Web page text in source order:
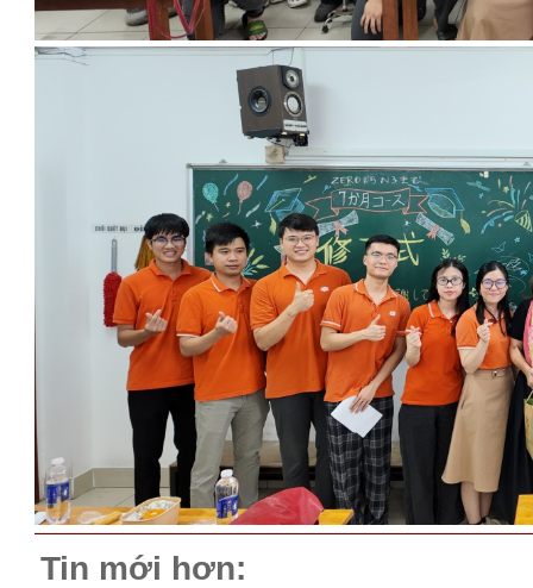
Tin mới hơn: